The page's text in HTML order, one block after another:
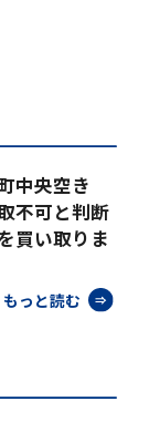
中央空き
不可と判断
買い取りま
もっと読む